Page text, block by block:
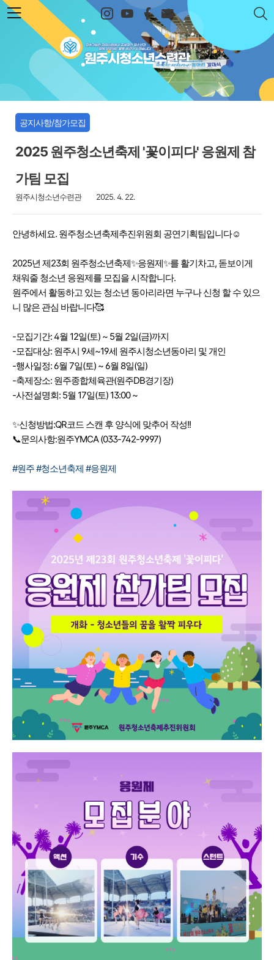
본문 바로가기
원주시청소년수련관
공지사항/참가모집
2025 원주청소년축제 '꽃이피다' 응원제 참
가팀 모집
원주시청소년수련관 2025. 4. 22.
안녕하세요. 원주청소년축제추진위원회 공연기획팀입니다☺
2025년 제23회 원주청소년축제✨응원제✨를 활기차고, 돋보이게
채워줄 청소년 응원제를 모집을 시작합니다.
원주에서 활동하고 있는 청소년 동아리라면 누구나 신청 할 수 있으
니 많은 관심 바랍니다🥰
-모집기간: 4월 12일(토) ~ 5월 2일(금)까지
-모집대상: 원주시 9세~19세 원주시청소년동아리 및 개인
-행사일정: 6월 7일(토) ~ 6월 8일(일)
-축제장소: 원주종합체육관(원주DB경기장)
-사전설명회: 5월 17일(토) 13:00 ~
✨신청방법:QR코드 스캔 후 양식에 맞추어 작성!!
📞문의사항:원주YMCA (033-742-9997)
#원주#청소년축제 #응원제